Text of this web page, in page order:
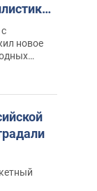
новое